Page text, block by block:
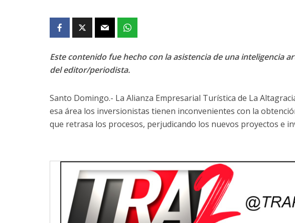
Este contenido fue hecho con la asistencia de una inteligencia
del editor/periodista.
Santo Domingo.- La Alianza Empresarial Turística de La
esa área los inversionistas tienen inconvenientes con la
que retrasa los procesos, perjudicando los nuevos proyectos e